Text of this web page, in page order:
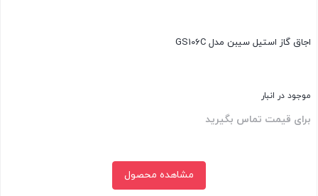
اجاق گاز استیل سیبن مدل GS106C
موجود در انبار
برای قیمت تماس بگیرید
مشاهده محصول